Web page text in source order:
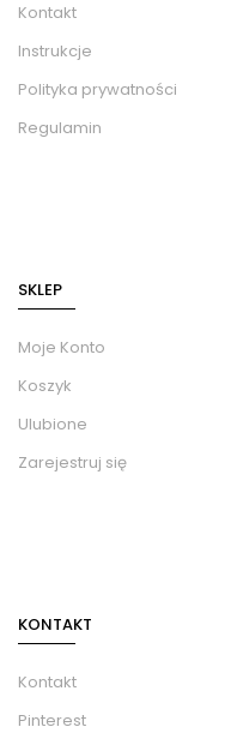
Kontakt
Instrukcje
Polityka prywatności
Regulamin
SKLEP
Moje Konto
Koszyk
Ulubione
Zarejestruj się
KONTAKT
Kontakt
Pinterest